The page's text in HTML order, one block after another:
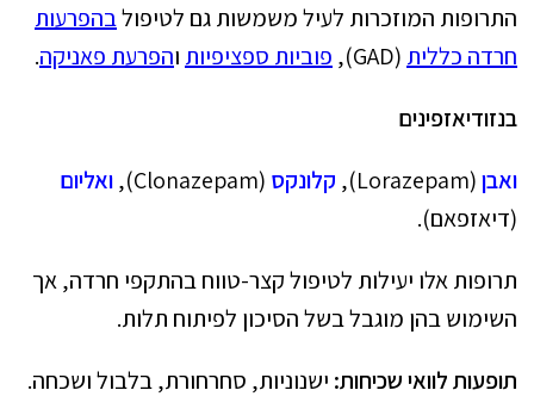
התרופות המוזכרות לעיל משמשות גם לטיפולבהפרעות
חרדה כללית (GAD), פוביות ספציפיות והפרעת פאניקה.
בנזודיאזפינים
ואבן(Lorazepam), קלונקס (Clonazepam),
ואליום
(דיאזפאם).
תרופות אלו יעילות לטיפול קצר-טווח בהתקפי חרדה, אך
השימוש בהן מוגבל בשל הסיכון לפיתוח תלות.
תופעות לוואי שכיחות: ישנוניות, סחרחורת, בלבול ושכחה.